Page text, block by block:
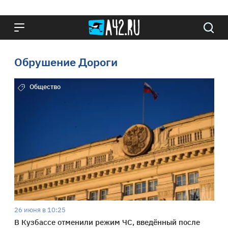
Обрушение Дороги
Общество
26 июня в 10:25
В Кузбассе отменили режим ЧС, введённый после